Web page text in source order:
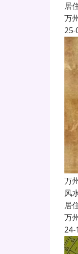
居
万
25-
万
风
居
万
24-